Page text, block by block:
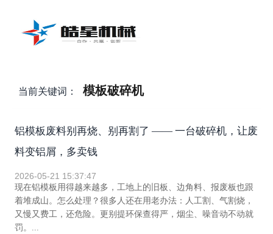
当前关键词： 模板破碎机
铝模板废料别再烧、别再割了 —— 一台破碎机，让废
料变铝屑，多卖钱
2026-05-21 15:37:47
现在铝模板用得越来越多，工地上的旧板、边角料、报废板也跟
着堆成山。怎么处理？很多人还在用老办法：人工割、气割烧，
又慢又费工，还危险。更别提环保查得严，烟尘、噪音动不动就
罚。...